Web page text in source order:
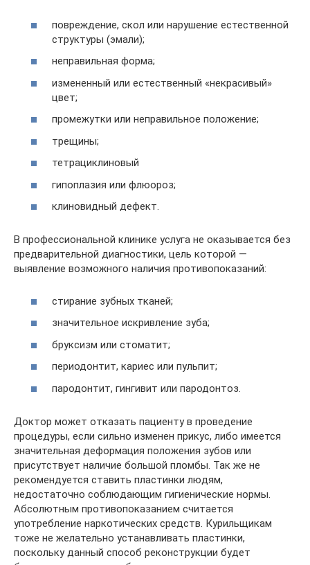
повреждение, скол или нарушение естественной
структуры (эмали);
неправильная форма;
измененный или естественный «некрасивый»
цвет;
промежутки или неправильное положение;
трещины;
тетрациклиновый
гипоплазия или флюороз;
клиновидный дефект.
В профессиональной клинике услуга не оказывается без
предварительной диагностики, цель которой —
выявление возможного наличия противопоказаний:
стирание зубных тканей;
значительное искривление зуба;
бруксизм или стоматит;
периодонтит, кариес или пульпит;
пародонтит, гингивит или пародонтоз.
Доктор может отказать пациенту в проведение
процедуры, если сильно изменен прикус, либо имеется
значительная деформация положения зубов или
присутствует наличие большой пломбы. Так же не
рекомендуется ставить пластинки людям,
недостаточно соблюдающим гигиенические нормы.
Абсолютным противопоказанием считается
употребление наркотических средств. Курильщикам
тоже не желательно устанавливать пластинки,
поскольку данный способ реконструкции будет